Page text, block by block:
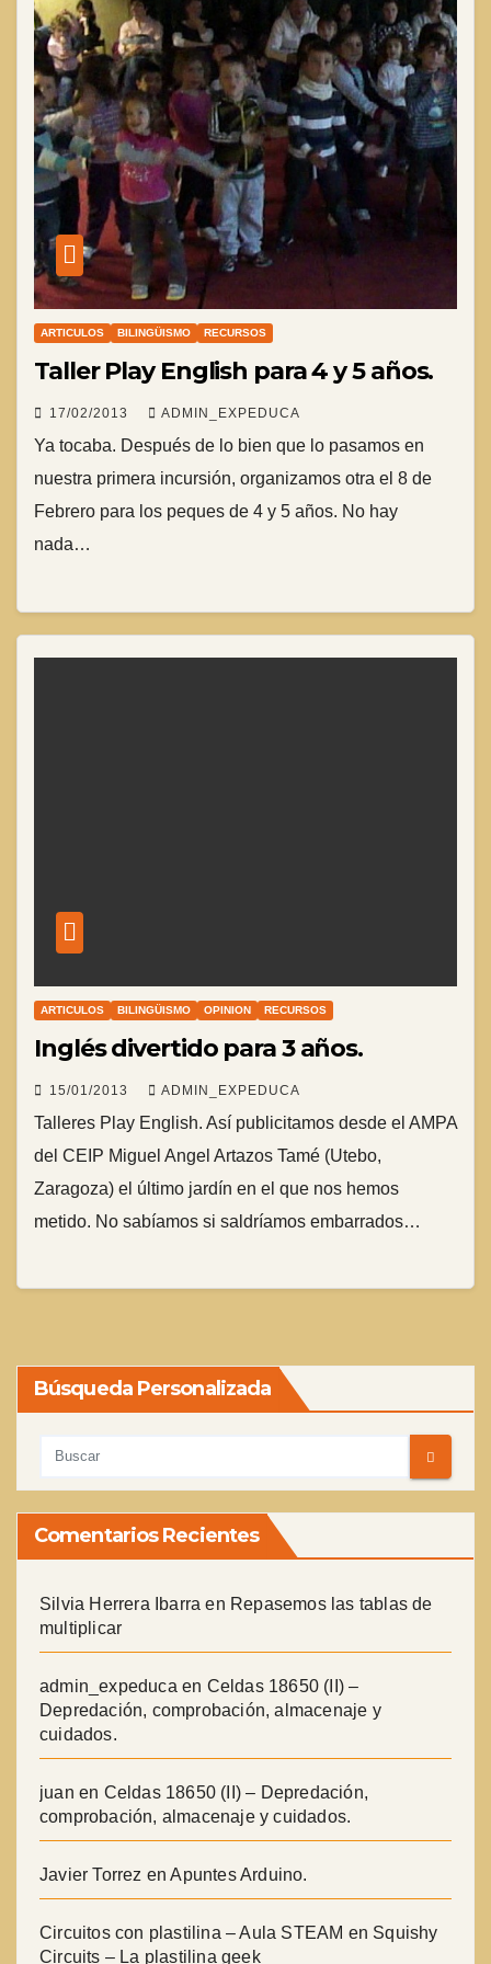
ARTICULOS BILINGÜISMO RECURSOS
Taller Play English para 4 y 5 años.
17/02/2013 ADMIN_EXPEDUCA
Ya tocaba. Después de lo bien que lo pasamos en
nuestra primera incursión, organizamos otra el 8 de
Febrero para los peques de 4 y 5 años. No hay
nada…
ARTICULOS BILINGÜISMO OPINION RECURSOS
Inglés divertido para 3 años.
15/01/2013 ADMIN_EXPEDUCA
Talleres Play English. Así publicitamos desde el AMPA
del CEIP Miguel Angel Artazos Tamé (Utebo,
Zaragoza) el último jardín en el que nos hemos
metido. No sabíamos si saldríamos embarrados…
Búsqueda Personalizada
Comentarios Recientes
Silvia Herrera Ibarra en Repasemos las tablas de
multiplicar
admin_expeduca en Celdas 18650 (II) –
Depredación, comprobación, almacenaje y
cuidados.
juan en Celdas 18650 (II) – Depredación,
comprobación, almacenaje y cuidados.
Javier Torrez enApuntes Arduino.
Circuitos con plastilina – Aula STEAM en Squishy
Circuits – La plastilina geek